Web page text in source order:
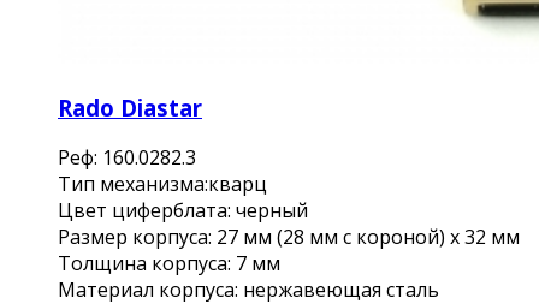
Rado Diastar
Реф: 160.0282.3
Тип механизма:кварц
Цвет циферблата: черный
Размер корпуса: 27 мм (28 мм с короной) x 32 мм
Толщина корпуса: 7 мм
Материал корпуса: нержавеющая сталь